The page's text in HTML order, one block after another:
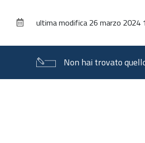
ultima modifica 26 marzo 2024
Non hai trovato